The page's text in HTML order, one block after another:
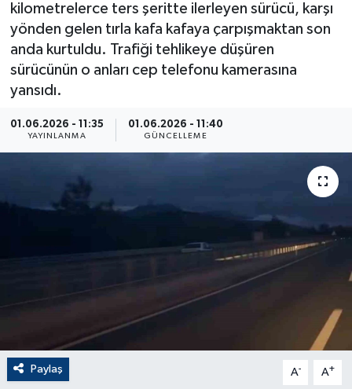
kilometrelerce ters şeritte ilerleyen sürücü, karşı
yönden gelen tırla kafa kafaya çarpışmaktan son
anda kurtuldu. Trafiği tehlikeye düşüren
sürücünün o anları cep telefonu kamerasına
yansıdı.
01.06.2026 - 11:35
YAYINLANMA
01.06.2026 - 11:40
GÜNCELLEME
Paylaş A- A+
Advertising news
Canlı Maç
ÇEVRE
Dış Haberler
EĞİTİM
EKONOMİ
English News
Flaş Haber
Haber Arşivi